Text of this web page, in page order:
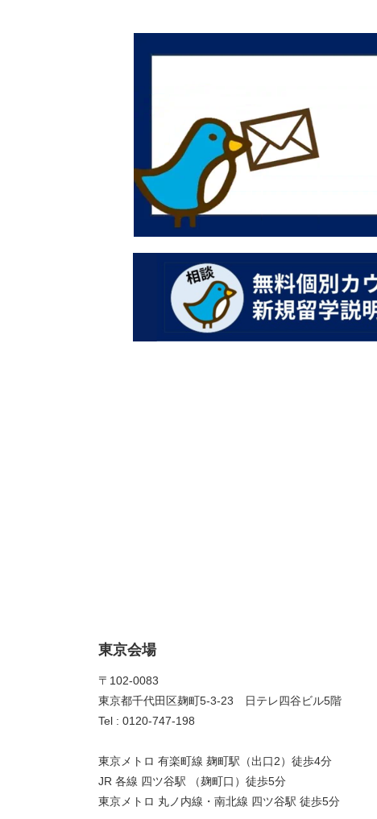
東京会場
〒102-0083
東京都千代田区麹町5-3-23 日テレ四谷ビル5階
Tel : 0120-747-198
東京メトロ 有楽町線 麹町駅（出口2）徒歩4分
JR 各線 四ツ谷駅 （麹町口）徒歩5分
東京メトロ 丸ノ内線・南北線 四ツ谷駅 徒歩5分